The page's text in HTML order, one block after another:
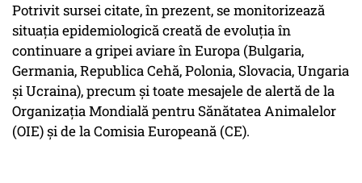
Potrivit sursei citate, în prezent, se monitorizează
situaţia epidemiologică creată de evoluţia în
continuare a gripei aviare în Europa (Bulgaria,
Germania, Republica Cehă, Polonia, Slovacia, Ungaria
şi Ucraina), precum şi toate mesajele de alertă de la
Organizaţia Mondială pentru Sănătatea Animalelor
(OIE) şi de la Comisia Europeană (CE).